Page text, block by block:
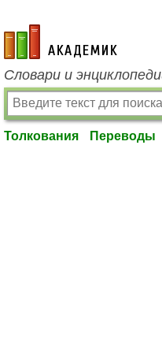
academic.ru
Словари и
Толкования Переводы